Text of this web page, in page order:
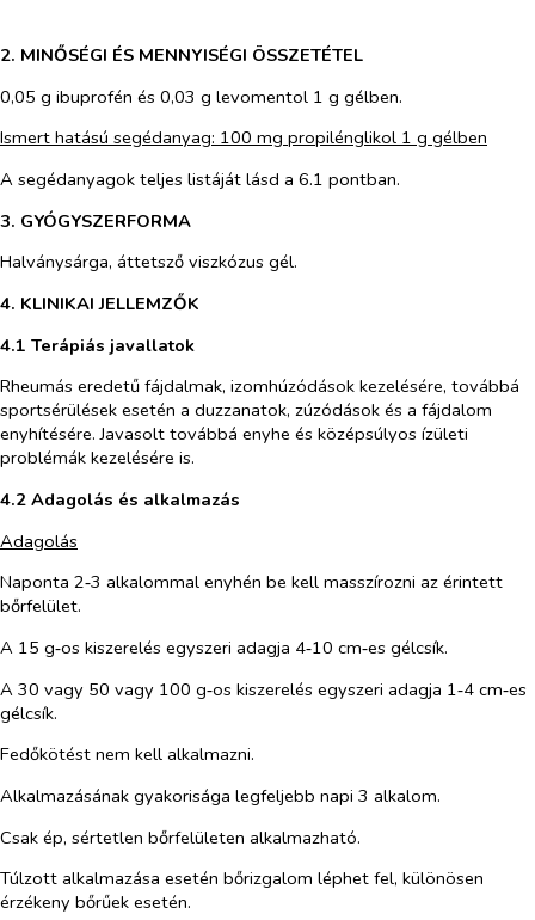
2. MINŐSÉGI ÉS MENNYISÉGI ÖSSZETÉTEL
0,05 g ibuprofén és 0,03 g levomentol 1 g gélben.
Ismert hatású segédanyag: 100 mg propilénglikol 1 g gélben
A segédanyagok teljes listáját lásd a 6.1 pontban.
3. GYÓGYSZERFORMA
Halványsárga, áttetsző viszkózus gél.
4. KLINIKAI JELLEMZŐK
4.1 Terápiás javallatok
Rheumás eredetű fájdalmak, izomhúzódások kezelésére, továbbá
sportsérülések esetén a duzzanatok, zúzódások és a fájdalom
enyhítésére. Javasolt továbbá enyhe és középsúlyos ízületi
problémák kezelésére is.
4.2 Adagolás és alkalmazás
Adagolás
Naponta 2‑3 alkalommal enyhén be kell masszírozni az érintett
bőrfelület.
A 15 g‑os kiszerelés egyszeri adagja 4‑10 cm‑es gélcsík.
A 30 vagy 50 vagy 100 g‑os kiszerelés egyszeri adagja 1‑4 cm‑es
gélcsík.
Fedőkötést nem kell alkalmazni.
Alkalmazásának gyakorisága legfeljebb napi 3 alkalom.
Csak ép, sértetlen bőrfelületen alkalmazható.
Túlzott alkalmazása esetén bőrizgalom léphet fel, különösen
érzékeny bőrűek esetén.